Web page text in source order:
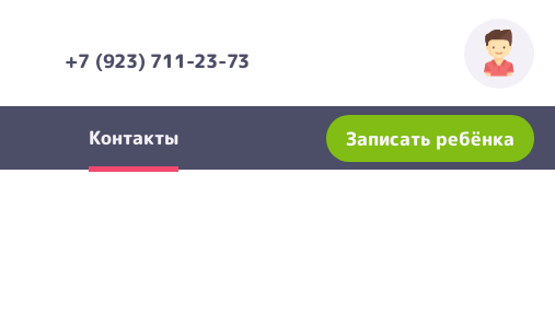
+7 (923) 711-23-73
Контакты Записать ребёнка